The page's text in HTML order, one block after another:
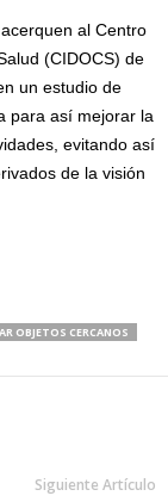
al Centro
(CIDOCS) de
un estudio de
para así mejorar la
evitando así
de la visión
OBJETOS CERCANOS
Siguiente Artículo